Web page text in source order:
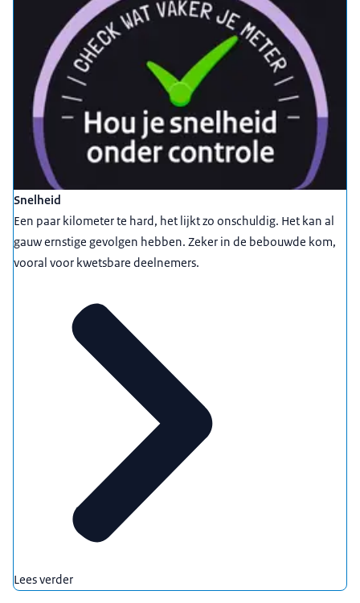
Snelheid
Een paar kilometer te hard, het lijkt zo onschuldig. Het kan al
gauw ernstige gevolgen hebben. Zeker in de bebouwde kom,
vooral voor kwetsbare deelnemers.
Lees verder